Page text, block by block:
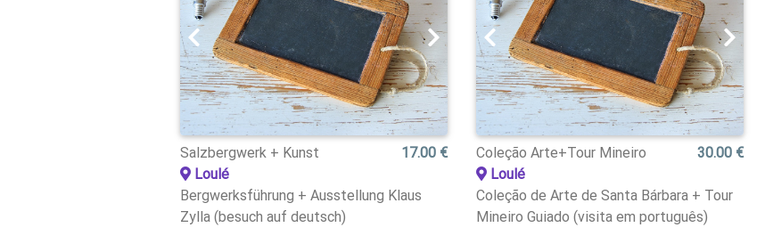
Salzbergwerk + Kunst
17.00 €
Loulé
Bergwerksführung + Ausstellung Klaus
Zylla (besuch auf deutsch)
Coleção Arte+Tour Mineiro
30.00 €
Loulé
Coleção de Arte de Santa Bárbara + Tour
Mineiro Guiado (visita em português)